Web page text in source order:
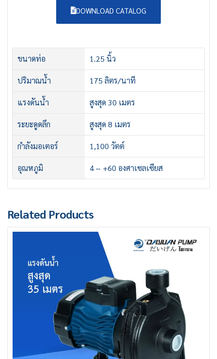
DOWNLOAD CATALOG
ขนาดท่อ 1.25 นิ้ว
ปริมาณน้ำ 175 ลิตร/นาที
แรงดันน้ำ สูงสุด 30 เมตร
ระยะดูดลึก สูงสุด 8 เมตร
กำลังมอเตอร์ 1,100 วัตต์
อุณหภูมิ 4 ~ +60 องศาเซลเซียส
Related Products